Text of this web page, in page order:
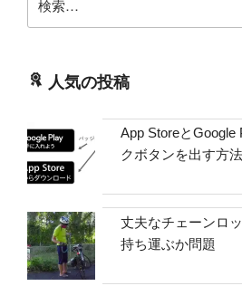
索:
人気の投稿
App StoreとGoogle
クボタンを出す方法
丈夫なチェーンロ
持ち運ぶか問題